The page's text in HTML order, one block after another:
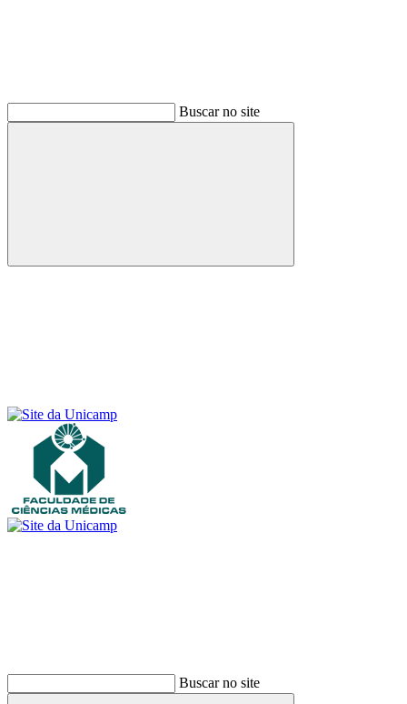
Buscar no site
Buscar
Buscar no site